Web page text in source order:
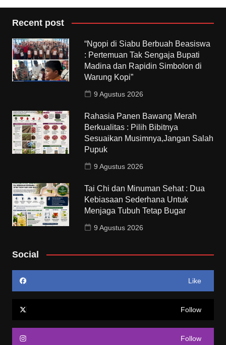
Recent post
“Ngopi di Siabu Berbuah Beasiswa
: Pertemuan Tak Sengaja Bupati
Madina dan Rapidin Simbolon di
Warung Kopi”
9 Agustus 2026
Rahasia Panen Bawang Merah
Berkualitas : Pilih Bibitnya
Sesuaikan Musimnya,Jangan Salah
Pupuk
9 Agustus 2026
Tai Chi dan Minuman Sehat : Dua
Kebiasaan Sederhana Untuk
Menjaga Tubuh Tetap Bugar
9 Agustus 2026
Social
Like
Follow
Follow